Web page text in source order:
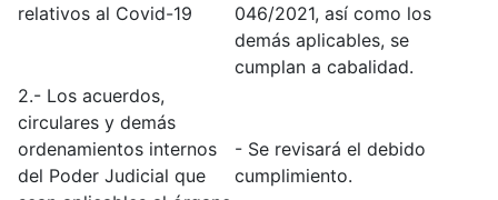
relativos al Covid-19
046/2021, así como los
demás aplicables, se
cumplan a cabalidad.
2.- Los acuerdos,
circulares y demás
ordenamientos internos
del Poder Judicial que
- Se revisará el debido
cumplimiento.